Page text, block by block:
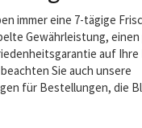
immer eine 7-tägige
Gewährleistung,
auf
Sie auch unsere
für Bestellungen, die